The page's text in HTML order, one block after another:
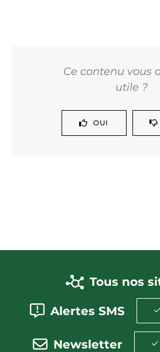
Ce contenu vous
utile ?
OUI
Tous nos
Alertes SMS
Newsletter